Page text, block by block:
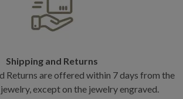
Shipping and Returns
Returns are offered within 7 days from the
except on the jewelry engraved.